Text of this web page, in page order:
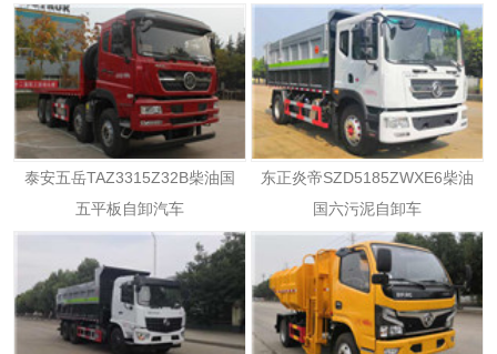
泰安五岳TAZ3315Z32B柴油国
五平板自卸汽车
东正炎帝SZD5185ZWXE6柴油
国六污泥自卸车